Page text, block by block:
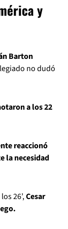
y
Barton
no dudó
a los 22
reaccionó
la necesidad
26’,Cesar